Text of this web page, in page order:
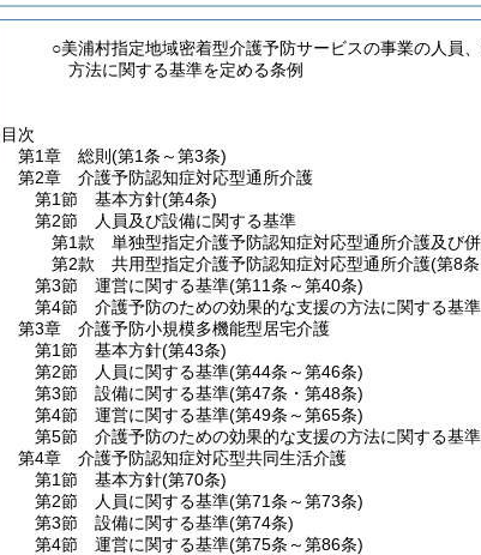
○美浦村指定地域密着型介護予防サービスの事業の人員
方法に関する基準を定める条例
目次
第1章
総則 (第1条～第3条)
第2章
介護予防認知症対応型通所介護
第1節
基本方針(第4条)
第2節
人員及び設備に関する基準
第1款
単独型指定介護予防認知症対応型通所介護及び
第2款
共用型指定介護予防認知症対応型通所介護(第8
第3節
運営に関する基準(第11条～第40条)
第4節
介護予防のための効果的な支援の方法に関する基準
第3章
介護予防小規模多機能型居宅介護
第1節
基本方針(第43条)
第2節
人員に関する基準(第44条～第46条)
第3節
設備に関する基準(第47条・第48条)
第4節
運営に関する基準(第49条～第65条)
第5節
介護予防のための効果的な支援の方法に関する基準
第4章
介護予防認知症対応型共同生活介護
第1節
基本方針(第70条)
第2節
人員に関する基準(第71条～第73条)
第3節
設備に関する基準(第74条)
第4節
運営に関する基準(第75条～第86条)